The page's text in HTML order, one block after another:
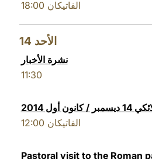
18:00 الفاتيكان
14 الأحد
نشرة الأخبار
11:30
أول 2014
12:00 الفاتيكان
Pastoral visit to the Roman